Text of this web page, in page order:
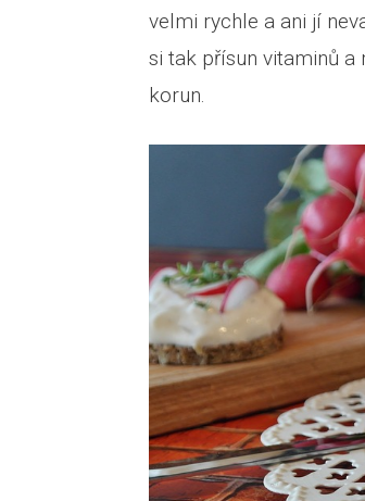
velmi rychle a ani jí
si tak přísun vitaminů
korun.